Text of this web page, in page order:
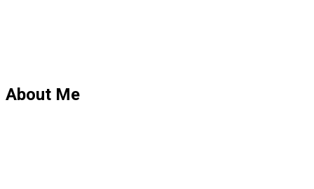
About Me